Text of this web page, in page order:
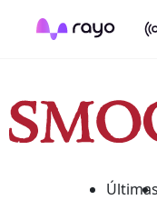
Últimas